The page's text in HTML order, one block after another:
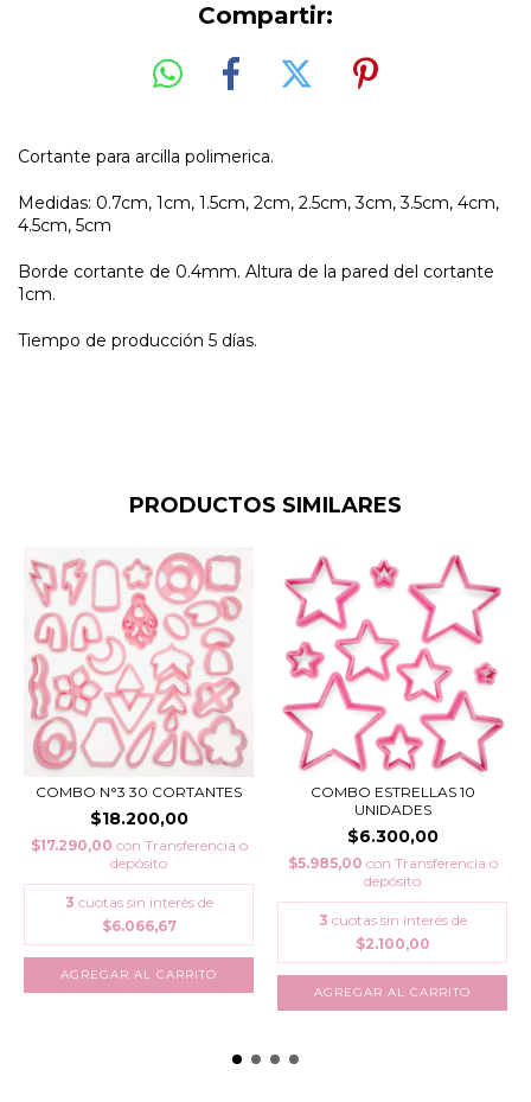
Compartir:
Cortante para arcilla polimerica.
Medidas: 0.7cm, 1cm, 1.5cm, 2cm, 2.5cm, 3cm, 3.5cm, 4cm,
4.5cm, 5cm
Borde cortante de 0.4mm. Altura de la pared del cortante
1cm.
Tiempo de producción 5 días.
PRODUCTOS SIMILARES
COMBO N°3 30 CORTANTES
$18.200,00
$17.290,00 con Transferencia o
depósito
3 cuotas sin interés de
$6.066,67
COMBO ESTRELLAS 10
UNIDADES
$6.300,00
$5.985,00 con Transferencia o
depósito
3 cuotas sin interés de
$2.100,00